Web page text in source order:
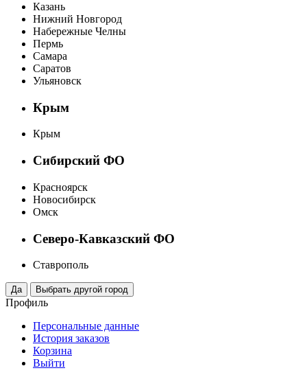
Казань
Нижний Новгород
Набережные Челны
Пермь
Самара
Саратов
Ульяновск
Крым
Крым
Сибирский ФО
Красноярск
Новосибирск
Омск
Северо-Кавказский ФО
Ставрополь
Профиль
Персональные данные
История заказов
Корзина
Выйти